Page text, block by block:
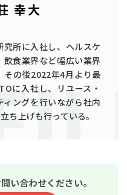
幸大
所に入社し、ヘルスケ
食業界など幅広い業界
その後2022年4月より最
に入社し、リユース・
ングを行いながら社内
ち上げも行っている。
い合わせください。